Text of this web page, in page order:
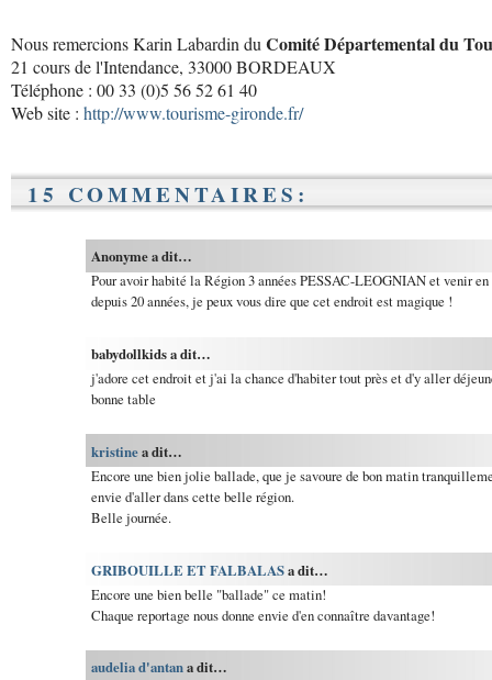
Nous remercions Karin Labardin du Comité Départemental du
21 cours de l'Intendance, 33000 BORDEAUX
Téléphone : 00 33 (0)5 56 52 61 40
Web site : http://www.tourisme-gironde.fr/
15 COMMENTAIRES:
Anonyme a dit…
Pour avoir habité la Région 3 années PESSAC-LEOGNIAN et venir
depuis 20 années, je peux vous dire que cet endroit est magique !
babydollkids a dit…
j'adore cet endroit et j'ai la chance d'habiter tout près et d'y aller
bonne table
kristinea dit…
Encore une bien jolie ballade, que je savoure de bon matin
envie d'aller dans cette belle région.
Belle journée.
GRIBOUILLE ET FALBALASa dit…
Encore une bien belle "ballade" ce matin!
Chaque reportage nous donne envie d'en connaître davantage!
audelia d'antana dit…